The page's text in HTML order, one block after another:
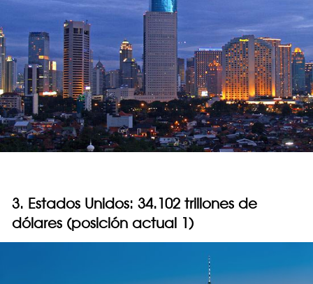
3. Estados Unidos: 34.102 trillones de
dólares (posición actual 1)